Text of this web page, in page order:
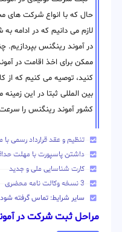
حال که با انواع شرکت های
لازم می دانیم که در ادامه
در آموند رینگنس بپردازیم.
ممکن برای اخذ اقامت در
کنید، توصیه می کنیم که از
بین المللی ثبتا در این
کشور آموند رینگنس را
تنظیم و عقد قرارداد رسمی
داشتن پاسپورت با مهلت حداقل 6 ماهه تا پایان
کارت شناسایی ملی و جدید
3 نسخه وکالت نامه محضری
سایر شرایط: تماس گرفته شود
مراحل ثبت شرکت در